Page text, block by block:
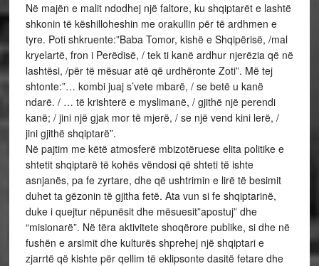
Në majën e malit ndodhej një faltore, ku shqiptarët e lashtë
shkonin të këshilloheshin me orakullin për të ardhmen e
tyre. Poti shkruente:”Baba Tomor, kishë e Shqipërisë, /mal
kryelartë, fron i Perëdisë, / tek ti kanë ardhur njerëzia që në
lashtësi, /për të mësuar atë që urdhëronte Zoti”. Më tej
shtonte:”… kombi juaj s’vete mbarë, / se betë u kanë
ndarë. / … të krishterë e myslimanë, / gjithë një perendi
kanë; / jini një gjak mor të mjerë, / se një vend kini lerë, /
jini gjithë shqiptarë”.
Në pajtim me këtë atmosferë mbizotëruese elita politike e
shtetit shqiptarë të kohës vëndosi që shteti të ishte
asnjanës, pa fe zyrtare, dhe që ushtrimin e lirë të besimit
duhet ta gëzonin të gjitha fetë. Ata vun si fe shqiptarinë,
duke i quejtur nëpunësit dhe mësuesit”apostuj” dhe
“misionarë”. Në tëra aktivitete shoqërore publike, si dhe në
fushën e arsimit dhe kulturës shprehej një shqiptari e
zjarrtë që kishte për qellim të eklipsonte dasitë fetare dhe